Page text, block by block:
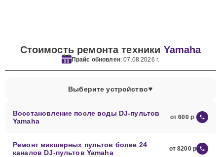
Стоимость ремонта техники Yamaha
Прайс обновлен: 07.08.2026 г.
Выберите устройство
Восстановление после воды DJ-пультов
Yamaha
от 600
Ремонт микшерных пультов более 24
каналов DJ-пультов Yamaha
от 8200